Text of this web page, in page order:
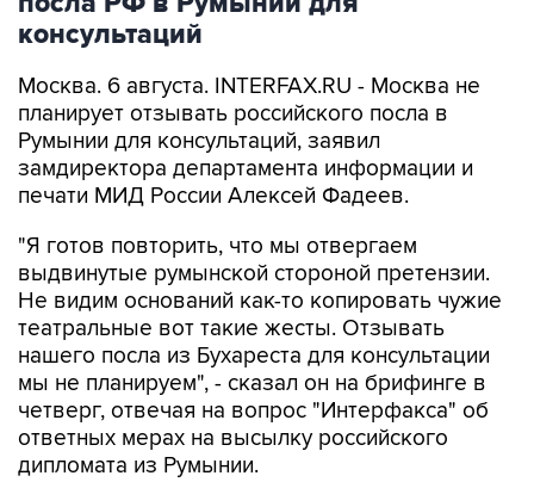
консультаций
Москва. 6 августа. INTERFAX.RU - Москва не
планирует отзывать российского посла в
Румынии для консультаций, заявил
замдиректора департамента информации и
печати МИД России Алексей Фадеев.
"Я готов повторить, что мы отвергаем
выдвинутые румынской стороной претензии.
Не видим оснований как-то копировать чужие
театральные вот такие жесты. Отзывать
нашего посла из Бухареста для консультации
мы не планируем", - сказал он на брифинге в
четверг, отвечая на вопрос "Интерфакса" об
ответных мерах на высылку российского
дипломата из Румынии.